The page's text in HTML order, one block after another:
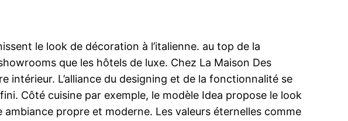
le look de décoration à l’italienne. au top de la
que les hôtels de luxe. Chez La Maison Des
intérieur. L’alliance du designing et de la fonctionnalité se
Côté cuisine par exemple, le modèle Idea propose le look
propre et moderne. Les valeurs éternelles comme